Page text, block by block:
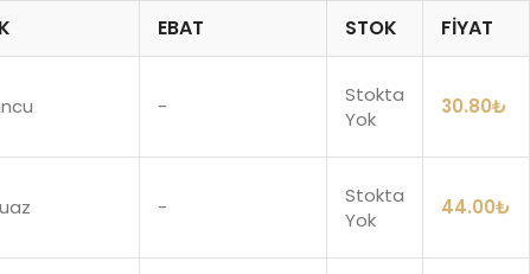
EBAT STOK FIYAT
-
Stokta
Yok
30.80₺
-
Stokta
Yok
44.00₺